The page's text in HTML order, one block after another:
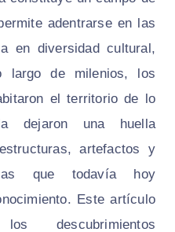
adentrarse en las
en diversidad cultural,
largo de milenios, los
el territorio de lo
dejaron una huella
artefactos y
que todavía hoy
Este artículo
descubrimientos